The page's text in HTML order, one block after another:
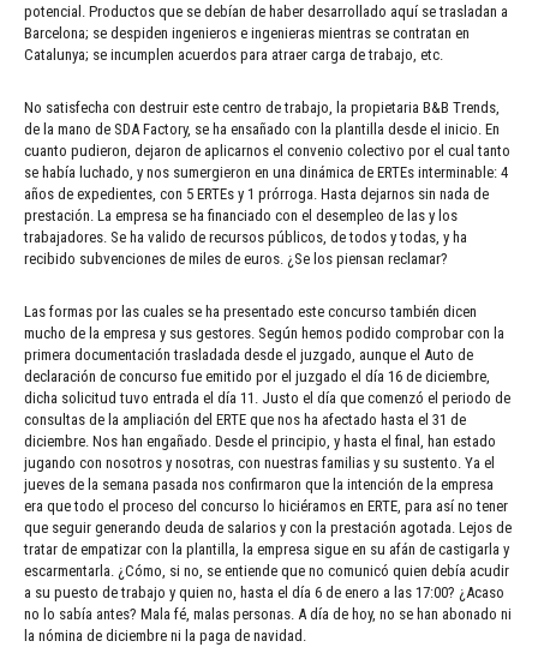
potencial. Productos que se debían de haber desarrollado aquí se trasladan a
Barcelona; se despiden ingenieros e ingenieras mientras se contratan en
Catalunya; se incumplen acuerdos para atraer carga de trabajo, etc.
No satisfecha con destruir este centro de trabajo, la propietaria B&B Trends,
de la mano de SDA Factory, se ha ensañado con la plantilla desde el inicio. En
cuanto pudieron, dejaron de aplicarnos el convenio colectivo por el cual tanto
se había luchado, y nos sumergieron en una dinámica de ERTEs interminable: 4
años de expedientes, con 5 ERTEs y 1 prórroga. Hasta dejarnos sin nada de
prestación. La empresa se ha financiado con el desempleo de las y los
trabajadores. Se ha valido de recursos públicos, de todos y todas, y ha
recibido subvenciones de miles de euros. ¿Se los piensan reclamar?
Las formas por las cuales se ha presentado este concurso también dicen
mucho de la empresa y sus gestores. Según hemos podido comprobar con la
primera documentación trasladada desde el juzgado, aunque el Auto de
declaración de concurso fue emitido por el juzgado el día 16 de diciembre,
dicha solicitud tuvo entrada el día 11. Justo el día que comenzó el periodo de
consultas de la ampliación del ERTE que nos ha afectado hasta el 31 de
diciembre. Nos han engañado. Desde el principio, y hasta el final, han estado
jugando con nosotros y nosotras, con nuestras familias y su sustento. Ya el
jueves de la semana pasada nos confirmaron que la intención de la empresa
era que todo el proceso del concurso lo hiciéramos en ERTE, para así no tener
que seguir generando deuda de salarios y con la prestación agotada. Lejos de
tratar de empatizar con la plantilla, la empresa sigue en su afán de castigarla y
escarmentarla. ¿Cómo, si no, se entiende que no comunicó quien debía acudir
a su puesto de trabajo y quien no, hasta el día 6 de enero a las 17:00? ¿Acaso
no lo sabía antes? Mala fé, malas personas. A día de hoy, no se han abonado ni
la nómina de diciembre ni la paga de navidad.